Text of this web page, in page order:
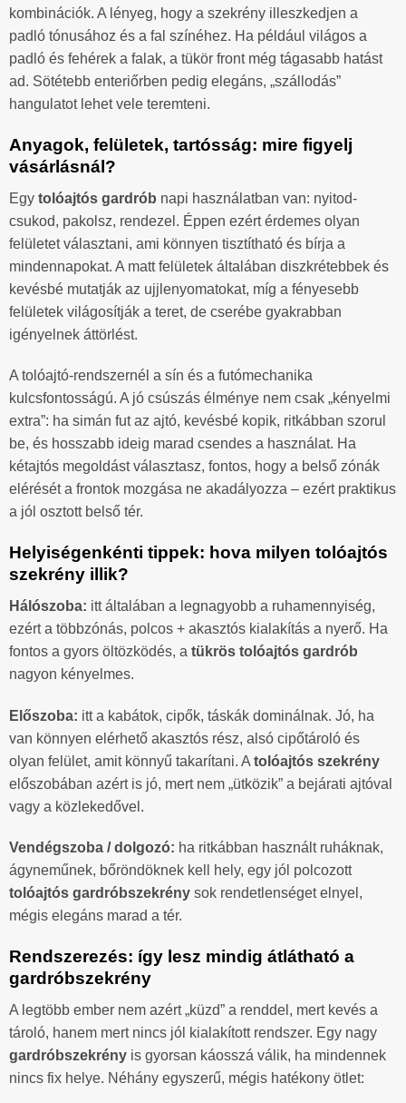
kombinációk. A lényeg, hogy a szekrény illeszkedjen a
padló tónusához és a fal színéhez. Ha például világos a
padló és fehérek a falak, a tükör front még tágasabb hatást
ad. Sötétebb enteriőrben pedig elegáns, „szállodás”
hangulatot lehet vele teremteni.
Anyagok, felületek, tartósság: mire figyelj
vásárlásnál?
Egy tolóajtós gardrób napi használatban van: nyitod-
csukod, pakolsz, rendezel. Éppen ezért érdemes olyan
felületet választani, ami könnyen tisztítható és bírja a
mindennapokat. A matt felületek általában diszkrétebbek és
kevésbé mutatják az ujjlenyomatokat, míg a fényesebb
felületek világosítják a teret, de cserébe gyakrabban
igényelnek áttörlést.
A tolóajtó-rendszernél a sín és a futómechanika
kulcsfontosságú. A jó csúszás élménye nem csak „kényelmi
extra”: ha simán fut az ajtó, kevésbé kopik, ritkábban szorul
be, és hosszabb ideig marad csendes a használat. Ha
kétajtós megoldást választasz, fontos, hogy a belső zónák
elérését a frontok mozgása ne akadályozza – ezért praktikus
a jól osztott belső tér.
Helyiségenkénti tippek: hova milyen tolóajtós
szekrény illik?
Hálószoba: itt általában a legnagyobb a ruhamennyiség,
ezért a többzónás, polcos + akasztós kialakítás a nyerő. Ha
fontos a gyors öltözködés, a tükrös tolóajtós gardrób
nagyon kényelmes.
Előszoba: itt a kabátok, cipők, táskák dominálnak. Jó, ha
van könnyen elérhető akasztós rész, alsó cipőtároló és
olyan felület, amit könnyű takarítani. A tolóajtós szekrény
előszobában azért is jó, mert nem „ütközik” a bejárati ajtóval
vagy a közlekedővel.
Vendégszoba / dolgozó: ha ritkábban használt ruháknak,
ágyneműnek, bőröndöknek kell hely, egy jól polcozott
tolóajtós gardróbszekrény sok rendetlenséget elnyel,
mégis elegáns marad a tér.
Rendszerezés: így lesz mindig átlátható a
gardróbszekrény
A legtöbb ember nem azért „küzd” a renddel, mert kevés a
tároló, hanem mert nincs jól kialakított rendszer. Egy nagy
gardróbszekrény is gyorsan káosszá válik, ha mindennek
nincs fix helye. Néhány egyszerű, mégis hatékony ötlet: